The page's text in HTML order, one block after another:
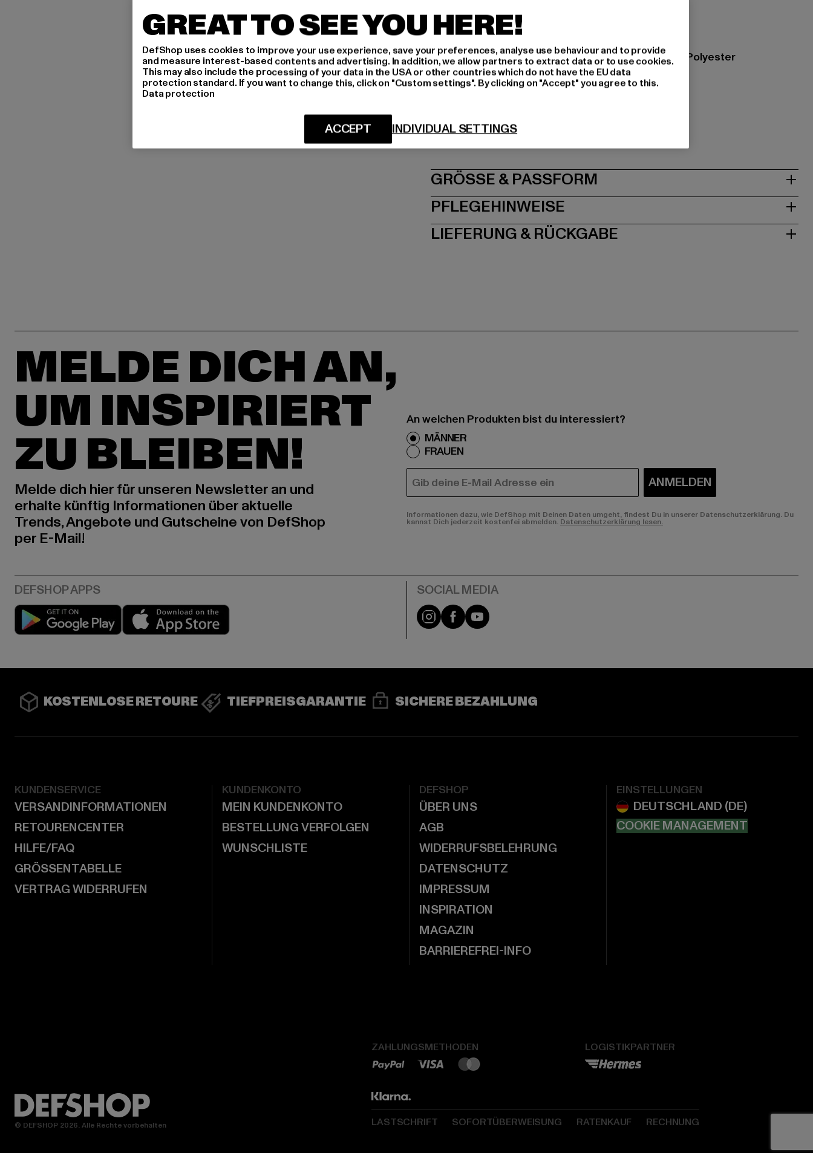
Farbe: grün
Materialzusammensetzung: 80% Baumwolle, 20% Polyester
Art.Nr: 6028439-03781
agentur@urbanstylesagency.com
Schanzenstraße 41 | 51063 Köln | DE
GRÖSSE & PASSFORM
PFLEGEHINWEISE
LIEFERUNG & RÜCKGABE
MELDE DICH AN,
UM INSPIRIERT
ZU BLEIBEN!
Melde dich hier für unseren Newsletter an und
erhalte künftig Informationen über aktuelle
Trends, Angebote und Gutscheine von DefShop
per E-Mail!
An welchen Produkten bist du interessiert?
MÄNNER
FRAUEN
E-MAIL ANMELDEN
Informationen dazu, wie DefShop mit Deinen Daten umgeht, findest Du in unserer Datenschutzerklärung. Du
kannst Dich jederzeit kostenfei abmelden. Datenschutzerklärung lesen.
Play market Instagram
FacebookYouTube
KOSTENLOSE RETOURE TIEFPREISGARANTIE SICHERE BEZAHLUNG
KUNDENSERVICE
VERSANDINFORMATIONEN
RETOURENCENTER
HILFE/FAQ
GRÖSSENTABELLE
VERTRAG WIDERRUFEN
KUNDENKONTO
MEIN KUNDENKONTO
BESTELLUNG VERFOLGEN
WUNSCHLISTE
DEFSHOP
ÜBER UNS
AGB
WIDERRUFSBELEHRUNG
DATENSCHUTZ
IMPRESSUM
INSPIRATION
MAGAZIN
BARRIEREFREI-INFO
EINSTELLUNGEN
COOKIE MANAGEMENT
ZAHLUNGSMETHODEN LOGISTIKPARTNER
LASTSCHRIFT SOFORTÜBERWEISUNG RATENKAUF RECHNUNG
© DEFSHOP 2026. Alle Rechte vorbehalten
GREAT TO SEE YOU HERE!
DefShop uses cookies to improve your use experience, save your preferences, analyse use behaviour and to provide
and measure interest-based contents and advertising. In addition, we allow partners to extract data or to use cookies.
This may also include the processing of your data in the USA or other countries which do not have the EU data
protection standard. If you want to change this, click on "Custom settings". By clicking on "Accept" you agree to this.
Data protection
INDIVIDUAL SETTINGS
ACCEPT